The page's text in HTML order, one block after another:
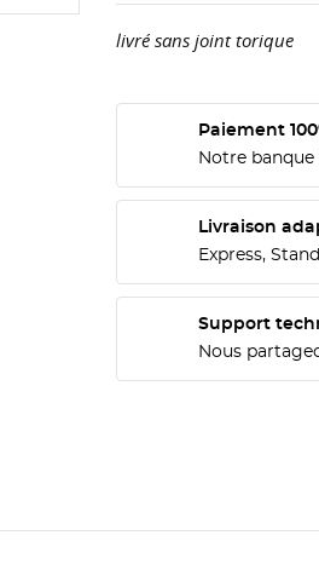
livré sans joint torique
Paiement
Notre
Livraison
Express,
Support
Nous